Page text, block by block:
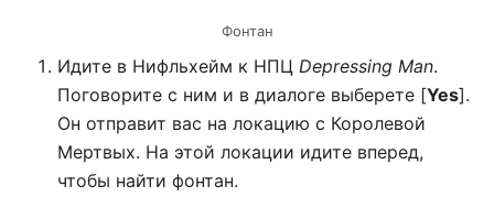
Фонтан
Идите в Нифльхейм к НПЦ Depressing Man.
Поговорите с ним и в диалоге выберете [Yes].
Он отправит вас на локацию с Королевой
Мертвых. На этой локации идите вперед,
чтобы найти фонтан.